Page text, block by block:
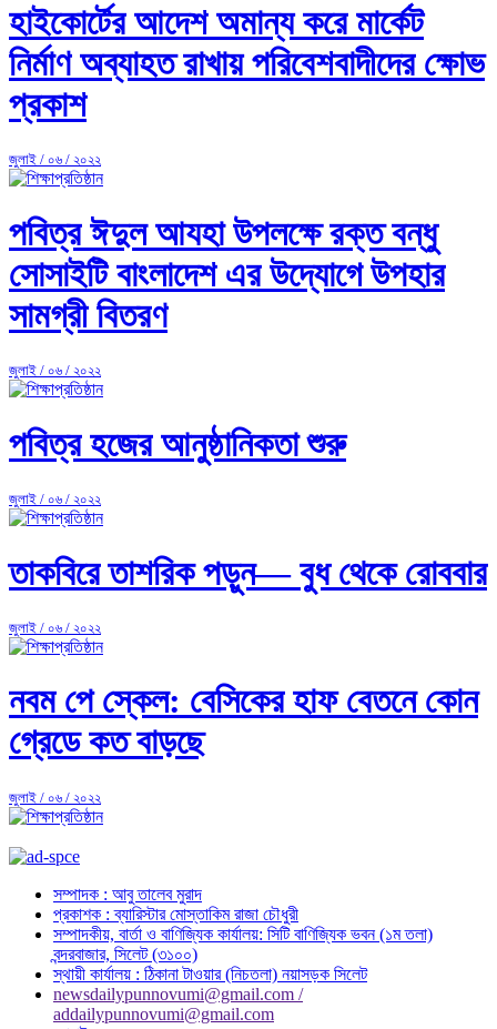
হাইকোর্টের আদেশ অমান্য করে মার্কেট
নির্মাণ অব্যাহত রাখায় পরিবেশবাদীদের ক্ষোভ
প্রকাশ
জুলাই / ০৬ / ২০২২
পবিত্র ঈদুল আযহা উপলক্ষে রক্ত বন্ধু
সোসাইটি বাংলাদেশ এর উদ্যোগে উপহার
সামগ্রী বিতরণ
জুলাই / ০৬ / ২০২২
পবিত্র হজের আনুষ্ঠানিকতা শুরু
জুলাই / ০৬ / ২০২২
তাকবিরে তাশরিক পড়ুন— বুধ থেকে রোববার
জুলাই / ০৬ / ২০২২
নবম পে স্কেল: বেসিকের হাফ বেতনে কোন
গ্রেডে কত বাড়ছে
জুলাই / ০৬ / ২০২২
সম্পাদক : আবু তালেব মুরাদ
প্রকাশক : ব্যারিস্টার মোস্তাকিম রাজা চৌধুরী
সম্পাদকীয়, বার্তা ও বাণিজ্যিক কার্যালয়: সিটি বাণিজ্যিক ভবন (১ম তলা)
বন্দরবাজার, সিলেট (৩১০০)
স্থায়ী কার্যালয় : ঠিকানা টাওয়ার (নিচতলা) নয়াসড়ক সিলেট
newsdailypunnovumi@gmail.com /
addailypunnovumi@gmail.com